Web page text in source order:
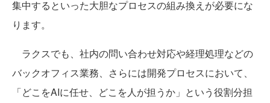
集中するといった大胆なプロセスの組み換えが必要にな
ります。
ラクスでも、社内の問い合わせ対応や経理処理などの
バックオフィス業務、さらには開発プロセスにおいて、
「どこをAIに任せ、どこを人が担うか」という役割分担